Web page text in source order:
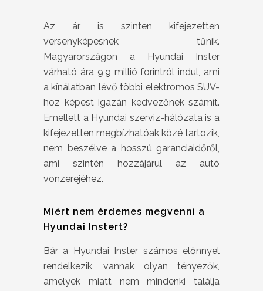
Az ár is szinten kifejezetten
versenyképesnek tűnik.
Magyarországon a Hyundai Inster
várható ára 9,9 millió forintról indul, ami
a kínálatban lévő többi elektromos SUV-
hoz képest igazán kedvezőnek számít.
Emellett a Hyundai szerviz-hálózata is a
kifejezetten megbízhatóak közé tartozik,
nem beszélve a hosszú garanciaidőről,
ami szintén hozzájárul az autó
vonzerejéhez.
Miért nem érdemes megvenni a
Hyundai Instert?
Bár a Hyundai Inster számos előnnyel
rendelkezik, vannak olyan tényezők,
amelyek miatt nem mindenki találja